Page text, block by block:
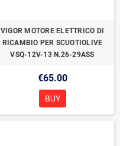
VIGOR MOTORE ELETTRICO DI
RICAMBIO PER SCUOTIOLIVE
VSQ-12V-13 N.26-29ASS
€65.00
BUY